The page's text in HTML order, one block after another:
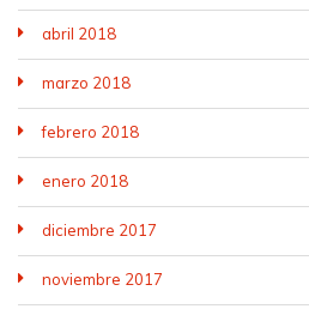
abril 2018
marzo 2018
febrero 2018
enero 2018
diciembre 2017
noviembre 2017